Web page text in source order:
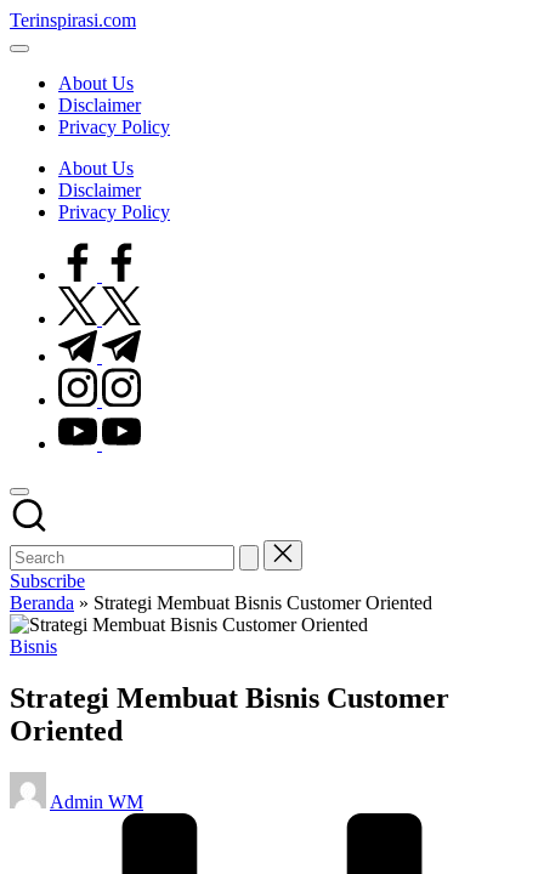
Skip
to
Terinspirasi.com
Inspirasi
TerkiniAbout Us
Disclaimer
Privacy Policy
About Us
Disclaimer
Privacy Policy
facebook.com
twitter.com
t.me
instagram.com
youtube.com
Subscribe
Beranda » Strategi Membuat Bisnis Customer Oriented
Posted
Bisnis
Strategi Membuat Bisnis Customer
Oriented
Posted
by
Admin WM